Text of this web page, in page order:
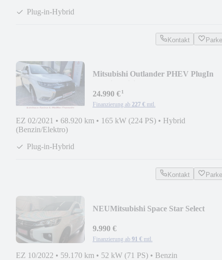
Plug-in-Hybrid
Kontakt
Mitsubishi Outlander PHEV PlugIn
24.990 €¹
Finanzierung ab 227 € mtl.
EZ 02/2021 • 68.920 km • 165 kW (224 PS) • Hybrid
(Benzin/Elektro)
Plug-in-Hybrid
Kontakt
NEUMitsubishi Space Star Select
9.990 €
Finanzierung ab 91 € mtl.
EZ 10/2022 • 59.170 km • 52 kW (71 PS) • Benzin